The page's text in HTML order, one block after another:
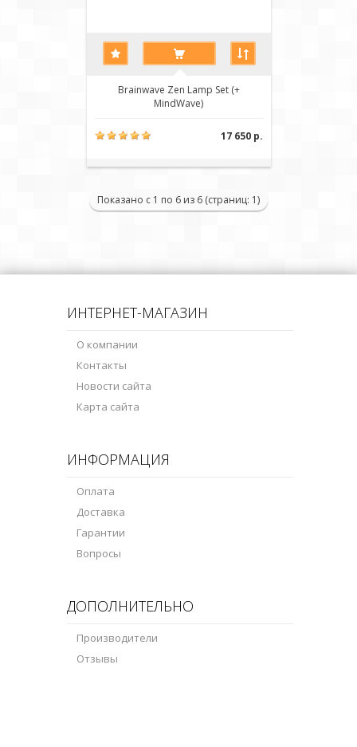
Brainwave Zen Lamp Set (+
MindWave)
17 650 р.
Показано с 1 по 6 из 6 (страниц: 1)
ИНТЕРНЕТ-МАГАЗИН
О компании
Контакты
Новости сайта
Карта сайта
ИНФОРМАЦИЯ
Оплата
Доставка
Гарантии
Вопросы
ДОПОЛНИТЕЛЬНО
Производители
Отзывы